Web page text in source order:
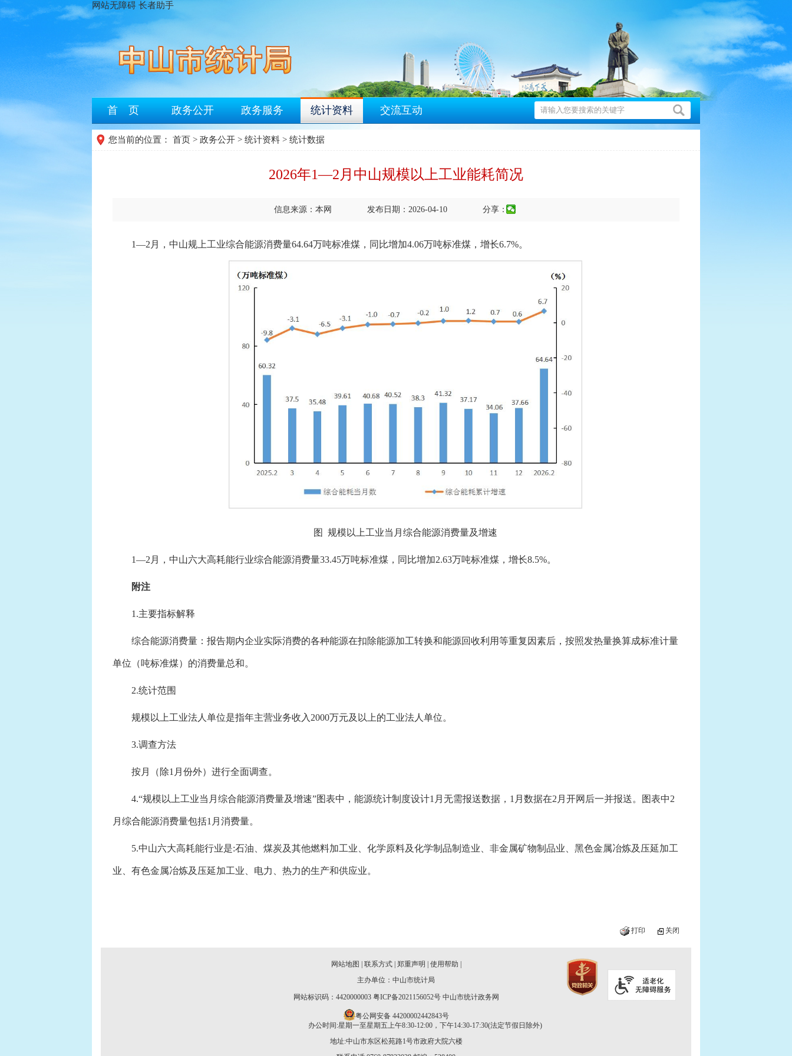
网站无障碍 长者助手
首 页 政务公开 政务服务 统计资料 交流互动
您当前的位置： 首页 > 政务公开 > 统计资料 > 统计数据
2026年1—2月中山规模以上工业能耗简况
信息来源：本网 发布日期：2026-04-10 分享：
1—2月，中山规上工业综合能源消费量64.64万吨标准煤，同比增加4.06万吨标准煤，增长6.7%。
图 规模以上工业当月综合能源消费量及增速
1—2月，中山六大高耗能行业综合能源消费量33.45万吨标准煤，同比增加2.63万吨标准煤，增长8.5%。
附注
1.主要指标解释
综合能源消费量：报告期内企业实际消费的各种能源在扣除能源加工转换和能源回收利用等重复因素后，按照发热量换算成标准计量
单位（吨标准煤）的消费量总和。
2.统计范围
规模以上工业法人单位是指年主营业务收入2000万元及以上的工业法人单位。
3.调查方法
按月（除1月份外）进行全面调查。
4.“规模以上工业当月综合能源消费量及增速”图表中，能源统计制度设计1月无需报送数据，1月数据在2月开网后一并报送。图表中2
月综合能源消费量包括1月消费量。
5.中山六大高耗能行业是:石油、煤炭及其他燃料加工业、化学原料及化学制品制造业、非金属矿物制品业、黑色金属冶炼及压延加工
业、有色金属冶炼及压延加工业、电力、热力的生产和供应业。
打印 关闭
网站地图 联系方式 郑重声明 使用帮助
主办单位：中山市统计局
网站标识码：4420000003 粤ICP备2021156052号中山市统计政务网
粤公网安备 44200002442843号
办公时间:星期一至星期五上午8:30-12:00，下午14:30-17:30(法定节假日除外)
地址:中山市东区松苑路1号市政府大院六楼